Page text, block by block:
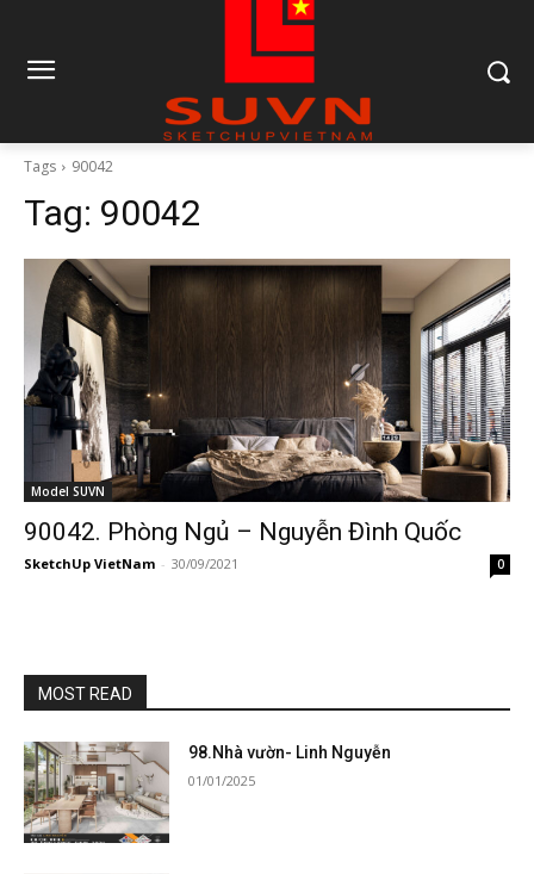
Tags 90042
Tag: 90042
Model SUVN
90042. Phòng Ngủ – Nguyễn Đình Quốc
SketchUp VietNam - 30/09/2021 0
MOST READ
98.Nhà vườn- Linh Nguyễn
01/01/2025